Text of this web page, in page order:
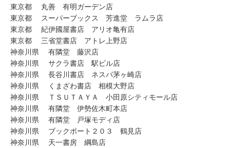
東京都 丸善 有明ガーデン店
東京都 スーパーブックス 芳進堂 ラムラ店
東京都 紀伊國屋書店 アリオ亀有店
東京都 三省堂書店 アトレ上野店
神奈川県 有隣堂 藤沢店
神奈川県 サクラ書店 駅ビル店
神奈川県 長谷川書店 ネスパ茅ヶ崎店
神奈川県 くまざわ書店 相模大野店
神奈川県 ＴＳＵＴＡＹＡ 小田原シティモール店
神奈川県 有隣堂 伊勢佐木町本店
神奈川県 有隣堂 戸塚モディ店
神奈川県 ブックポート２０３ 鶴見店
神奈川県 天一書房 綱島店